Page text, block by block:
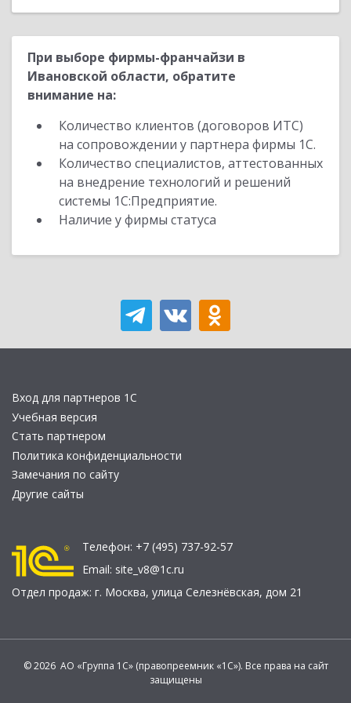
При выборе фирмы-франчайзи в
Ивановской области, обратите
внимание на:
Количество клиентов (договоров ИТС)
на сопровождении у партнера фирмы 1С.
Количество специалистов, аттестованных
на внедрение технологий и решений
системы 1С:Предприятие.
Наличие у фирмы статуса
Вход для партнеров 1С
Учебная версия
Стать партнером
Политика конфиденциальности
Замечания по сайту
Другие сайты
Телефон: +7 (495) 737-92-57
Email: site_v8@1c.ru
Отдел продаж: г. Москва, улица Селезнёвская, дом 21
© 2026 АО «Группа 1С» (правопреемник «1С»). Все права на сайт
защищены